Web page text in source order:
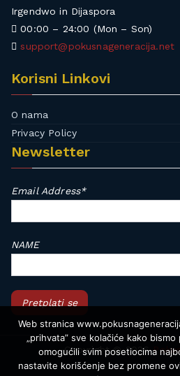
Irgendwo in Dijaspora
00:00 – 24:00 (Mon – Son)
support@pokusnageneracija.net
Korisni Linkovi
O nama
Privacy Policy
Newsletter
Email Address*
NAME
Copyright © 2026
Web stranica
„prihvata” sve kolačiće kako
omogućili svim posetiocima
nastavite korišćenje bez promene